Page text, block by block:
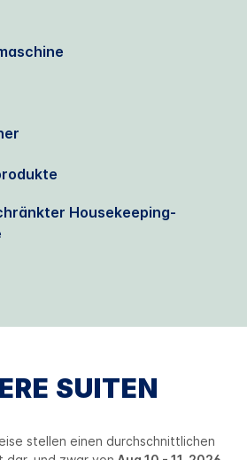
SUITEN
stellen einen durchschnittlichen